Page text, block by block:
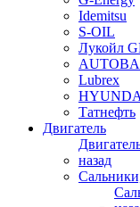
Idemitsu
S-OIL
Лукойл
Lubrex
Татнефть
Двигатель
назад